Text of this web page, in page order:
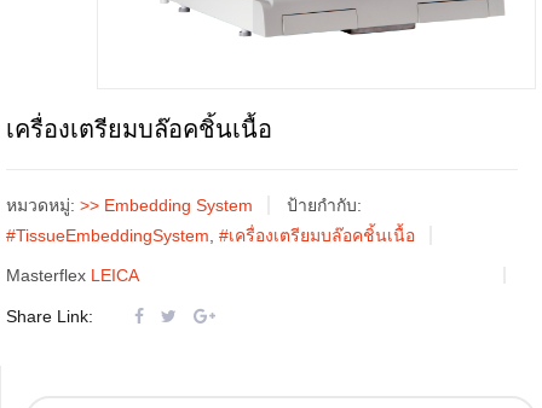
เครื่องเตรียมบล๊อคชิ้นเนื้อ
หมวดหมู่: >> Embedding System
ป้ายกำกับ:
#TissueEmbeddingSystem #เครื่องเตรียมบล๊อคชิ้นเนื้อ
Masterflex LEICA
Share Link: